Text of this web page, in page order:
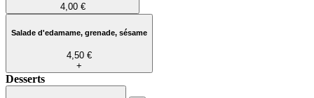
4,00 €
Salade d'edamame, grenade, sésame
4,50 €
+
Desserts